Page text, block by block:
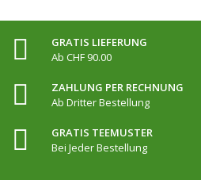
GRATIS LIEFERUNG
Ab CHF 90.00
ZAHLUNG PER RECHNUNG
Ab Dritter Bestellung
GRATIS TEEMUSTER
Bei Jeder Bestellung